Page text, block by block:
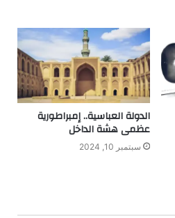
الدولة العباسية.. إمبراطورية
عظمى هشة الداخل
سبتمبر 10, 2024